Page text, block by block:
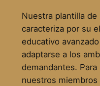
Nuestra plantilla
caracteriza por su
educativo
adaptarse a los
demandantes.
nuestros